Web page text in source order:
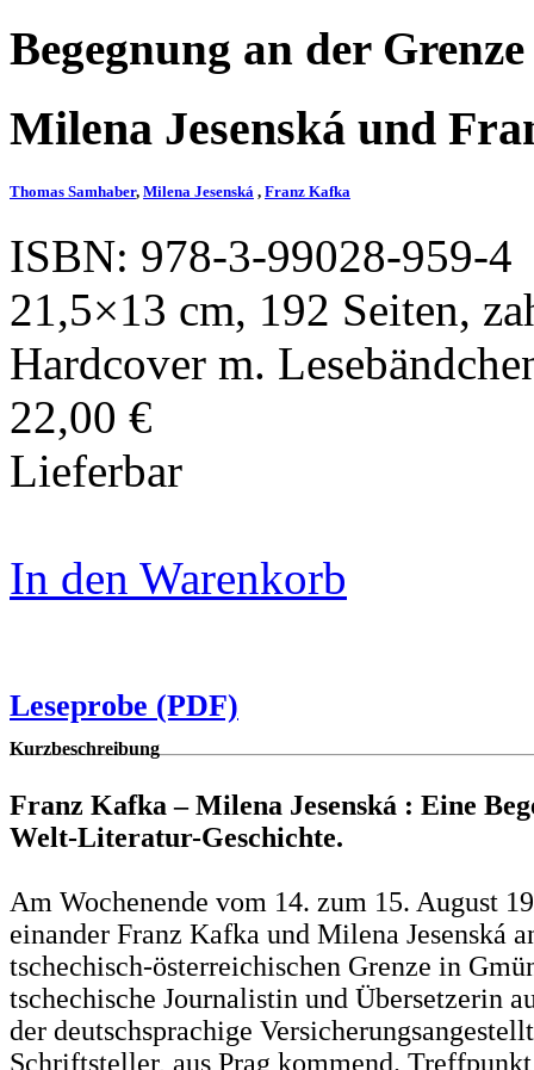
Begegnung an der Grenze
Milena Jesenská und
Thomas Samhaber, Milena Jesenská , Franz Kafka
ISBN: 978-3-99028-959-4
21,5×13 cm, 192 Seiten,
Hardcover m.
22,00 €
Lieferbar
In den Warenkorb
Leseprobe (PDF)
Kurzbeschreibung
Franz Kafka – Milena Jesenská : Eine
Welt-Literatur-Geschichte.
Am Wochenende vom 14. zum 15. August
einander Franz Kafka und Milena Jesenská
tschechisch-österreichischen Grenze in
tschechische Journalistin und Übersetzerin
der deutschsprachige
Schriftsteller, aus Prag kommend.